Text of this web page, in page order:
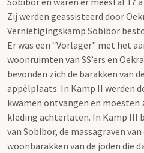
Zij werden geassisteerd door
Vernietigingskamp Sobibor
Er was een “Vorlager" met het
woonruimten van SS’ers en
bevonden zich de barakken van
appèlplaats. In Kamp II werden
kwamen ontvangen en moesten
kleding achterlaten. In Kamp III
van Sobibor, de massagraven
woonbarakken van de joden die